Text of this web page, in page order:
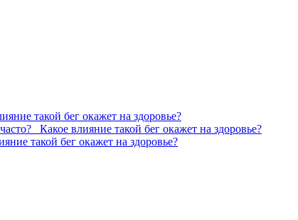
такой бег окажет на здоровье?
Какое влияние такой бег окажет на здоровье?
такой бег окажет на здоровье?